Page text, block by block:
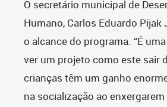
O secretário municipal de
Humano, Carlos Eduardo Pijak
o alcance do programa. “É
ver um projeto como este sair
crianças têm um ganho
na socialização ao enxergarem